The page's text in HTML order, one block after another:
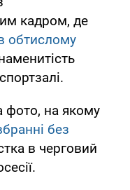
кадром, де
обтислому
фото, на якому
без
в черговий